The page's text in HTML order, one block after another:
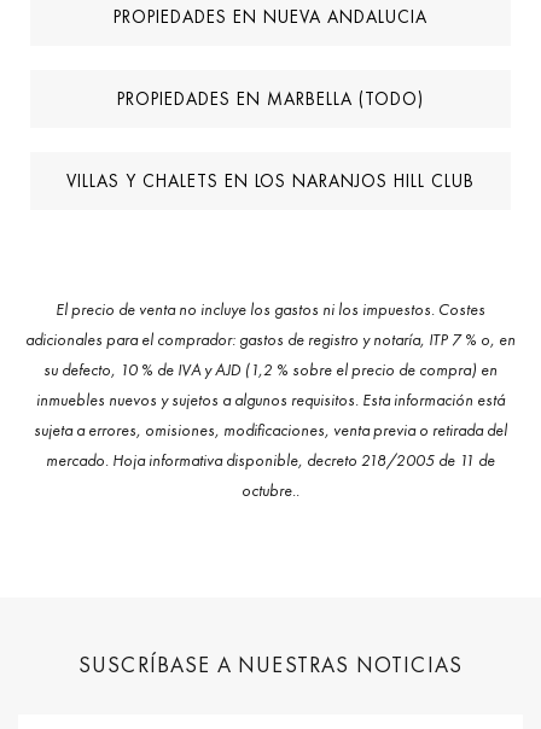
PROPIEDADES EN NUEVA ANDALUCIA
PROPIEDADES EN MARBELLA (TODO)
VILLAS Y CHALETS EN LOS NARANJOS HILL CLUB
El precio de venta no incluye los gastos ni los impuestos. Costes
adicionales para el comprador: gastos de registro y notaría, ITP 7 % o, en
su defecto, 10 % de IVA y AJD (1,2 % sobre el precio de compra) en
inmuebles nuevos y sujetos a algunos requisitos. Esta información está
sujeta a errores, omisiones, modificaciones, venta previa o retirada del
mercado. Hoja informativa disponible, decreto 218/2005 de 11 de
octubre..
SUSCRÍBASE A NUESTRAS NOTICIAS